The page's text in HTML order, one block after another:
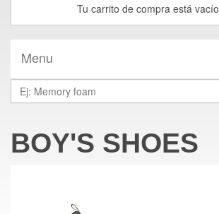
Tu carrito de compra está vacío
Menu
BOY'S SHOES